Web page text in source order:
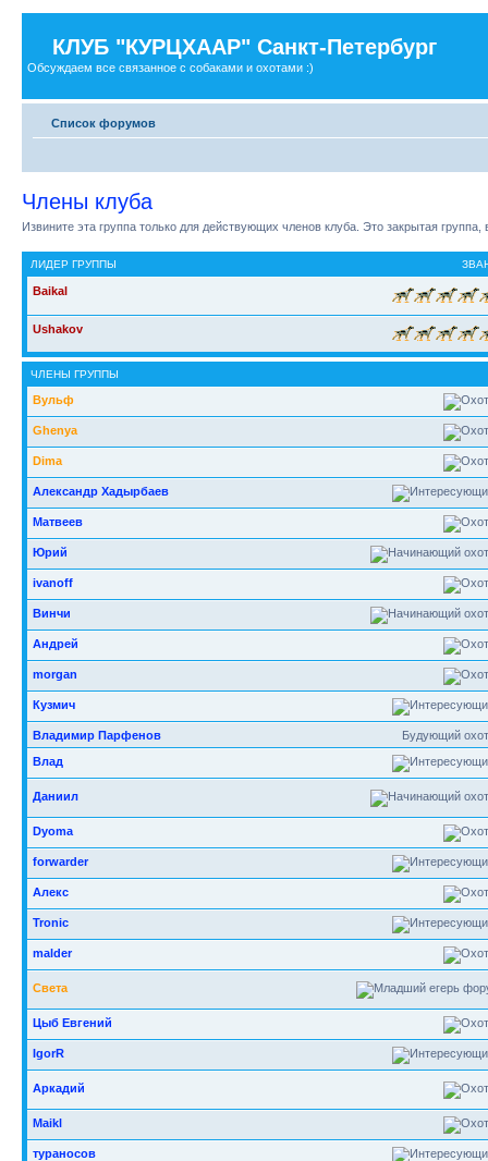
КЛУБ "КУРЦХААР" Санкт-Петербург
Обсуждаем все связанное с собаками и охотами :)
Список форумов
Члены клуба
Извините эта группа только для действующих членов клуба. Это закрытая
ЛИДЕР ГРУППЫ
Baikal
Ushakov
ЧЛЕНЫ ГРУППЫ
Вульф
Ghenya
Dima
Александр Хадырбаев
Матвеев
Юрий
ivanoff
Винчи
Андрей
morgan
Кузмич
Будующий
Владимир Парфенов
Влад
Даниил
Dyoma
forwarder
Алекс
Tronic
malder
Света
Цыб Евгений
IgorR
Аркадий
Maikl
тураносов